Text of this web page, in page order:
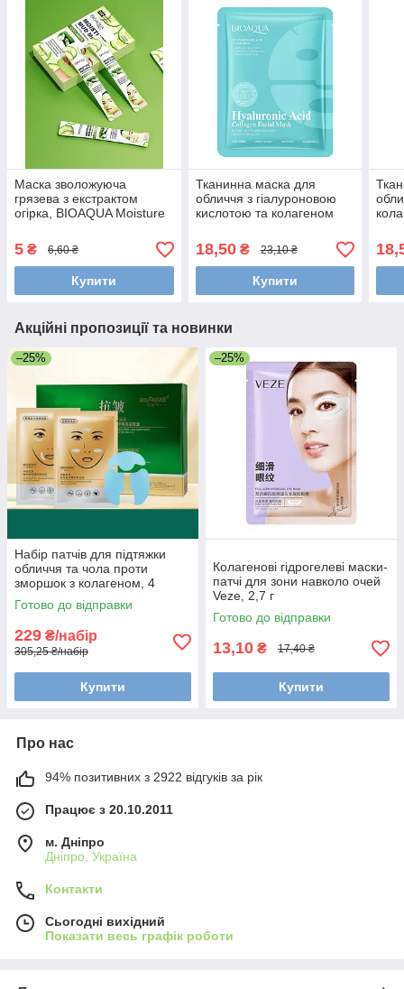
Маска зволожуюча
грязева з екстрактом
огірка, BIOAQUA Moisture
5 ₴ 6,60 ₴
Купити
Тканинна маска для
обличчя з гіалуроновою
кислотою та колагеном
Collagen, 30 мл
18,50₴ 23,10 ₴
Купити
мл
Акційні пропозиції та новинки
–25%
Набір патчів для підтяжки
обличчя та чола проти
зморшок з колагеном, 4
шт+10 мл есенція, БЕЙЄМС
Готово до відправки
229 ₴/набір
305,25 ₴/набір
Купити
–25%
Колагенові гідрогелеві маски-
патчі для зони навколо очей
Veze, 2,7 г
Готово до відправки
13,10 ₴ 17,40 ₴
Купити
Про нас
94% позитивних з 2922 відгуків за рік
Працює з 20.10.2011
м. Дніпро
Дніпро, Україна
Контакти
Сьогодні вихідний
Показати весь графік роботи